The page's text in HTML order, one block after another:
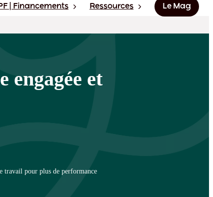
| Financements Ressources Le Mag
engagée et
travail pour plus de performance